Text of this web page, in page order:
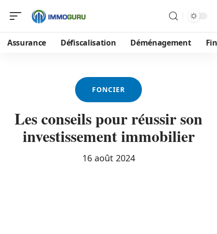
Assurance Défiscalisation Déménagement
FONCIER
Les conseils pour réussir son
investissement immobilier
16 août 2024